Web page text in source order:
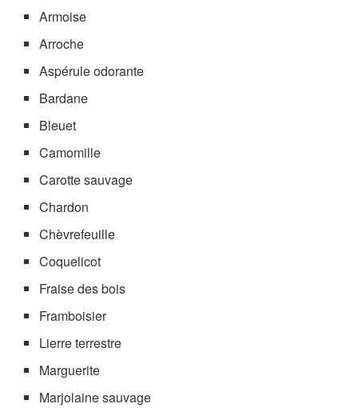
Armoise
Arroche
Aspérule odorante
Bardane
Bleuet
Camomille
Carotte sauvage
Chardon
Chèvrefeuille
Coquelicot
Fraise des bois
Framboisier
Lierre terrestre
Marguerite
Marjolaine sauvage